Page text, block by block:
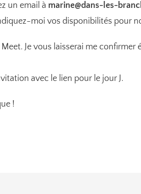
un email à marine@dans-les-
moi vos disponibilités pour
Je vous laisserai me confirmer
avec le lien pour le jour J.
!